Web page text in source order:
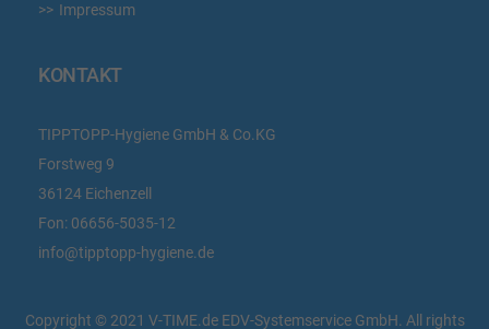
Impressum
KONTAKT
TIPPTOPP-Hygiene GmbH & Co.KG
Forstweg 9
36124 Eichenzell
Fon: 06656-5035-12
info@tipptopp-hygiene.de
Copyright © 2021 V-TIME.de EDV-Systemservice GmbH. All rights